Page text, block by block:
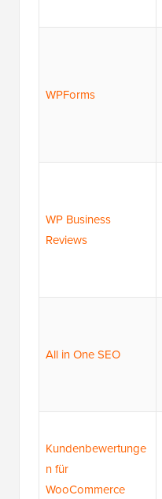
WPForms
WP Business
Reviews
All in One SEO
Kundenbewertunge
n für
WooCommerce